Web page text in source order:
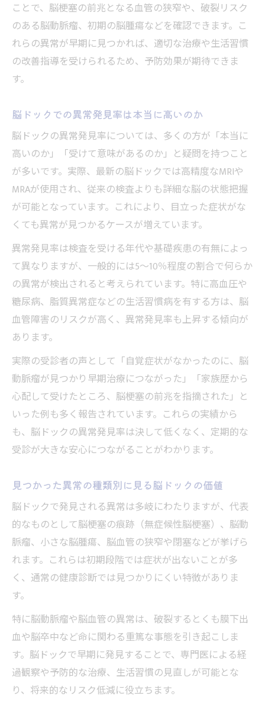
ことで、脳梗塞の前兆となる血管の狭窄や、破裂リスク
のある脳動脈瘤、初期の脳腫瘍などを確認できます。こ
れらの異常が早期に見つかれば、適切な治療や生活習慣
の改善指導を受けられるため、予防効果が期待できま
す。
脳ドックでの異常発見率は本当に高いのか
脳ドックの異常発見率については、多くの方が「本当に
高いのか」「受けて意味があるのか」と疑問を持つこと
が多いです。実際、最新の脳ドックでは高精度なMRIや
MRAが使用され、従来の検査よりも詳細な脳の状態把握
が可能となっています。これにより、目立った症状がな
くても異常が見つかるケースが増えています。
異常発見率は検査を受ける年代や基礎疾患の有無によっ
て異なりますが、一般的には5〜10％程度の割合で何らか
の異常が検出されると考えられています。特に高血圧や
糖尿病、脂質異常症などの生活習慣病を有する方は、脳
血管障害のリスクが高く、異常発見率も上昇する傾向が
あります。
実際の受診者の声として「自覚症状がなかったのに、脳
動脈瘤が見つかり早期治療につながった」「家族歴から
心配して受けたところ、脳梗塞の前兆を指摘された」と
いった例も多く報告されています。これらの実績から
も、脳ドックの異常発見率は決して低くなく、定期的な
受診が大きな安心につながることがわかります。
見つかった異常の種類別に見る脳ドックの価値
脳ドックで発見される異常は多岐にわたりますが、代表
的なものとして脳梗塞の痕跡（無症候性脳梗塞）、脳動
脈瘤、小さな脳腫瘍、脳血管の狭窄や閉塞などが挙げら
れます。これらは初期段階では症状が出ないことが多
く、通常の健康診断では見つかりにくい特徴がありま
す。
特に脳動脈瘤や脳血管の異常は、破裂するとくも膜下出
血や脳卒中など命に関わる重篤な事態を引き起こしま
す。脳ドックで早期に発見することで、専門医による経
過観察や予防的な治療、生活習慣の見直しが可能とな
り、将来的なリスク低減に役立ちます。